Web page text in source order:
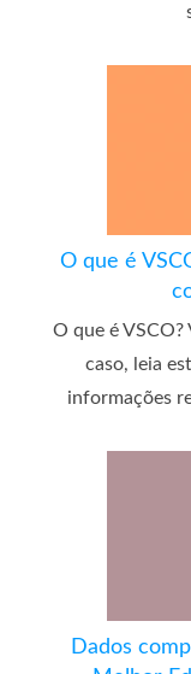
O que é
O que é VSCO?
caso, leia
informações
Dados